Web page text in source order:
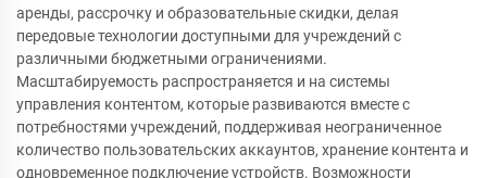
аренды, рассрочку и образовательные скидки, делая
передовые технологии доступными для учреждений с
различными бюджетными ограничениями.
Масштабируемость распространяется и на системы
управления контентом, которые развиваются вместе с
потребностями учреждений, поддерживая неограниченное
количество пользовательских аккаунтов, хранение контента и
одновременное подключение устройств. Возможности